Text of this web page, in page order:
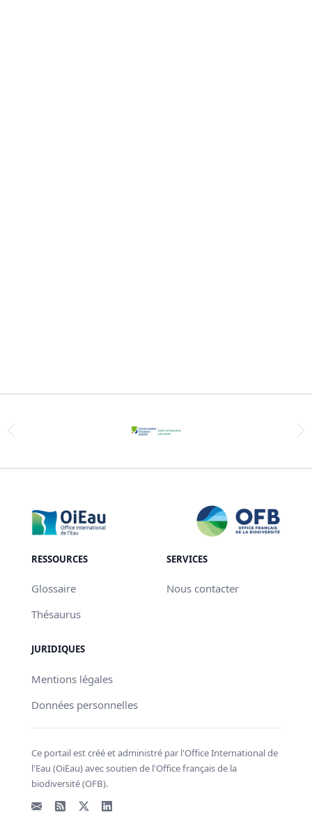
RESSOURCES
Glossaire
Thésaurus
SERVICES
Nous contacter
JURIDIQUES
Mentions légales
Données personnelles
Ce portail est créé et administré par l'Office International de
l'Eau (OiEau) avec soutien de l'Office français de la
biodiversité (OFB).